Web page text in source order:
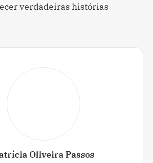
verdadeiras histórias
Oliveira Passos